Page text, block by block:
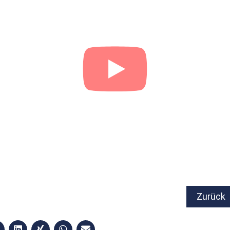
Zurück